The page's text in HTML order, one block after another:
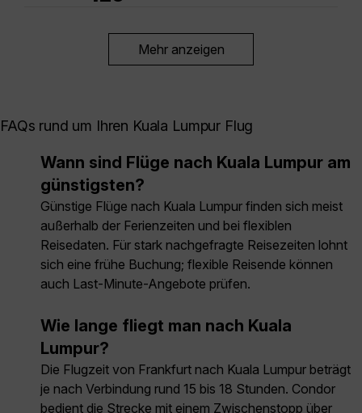
Mehr anzeigen
FAQs rund um Ihren Kuala Lumpur Flug
Wann sind Flüge nach Kuala Lumpur am
günstigsten?
Günstige Flüge nach Kuala Lumpur finden sich meist
außerhalb der Ferienzeiten und bei flexiblen
Reisedaten. Für stark nachgefragte Reisezeiten lohnt
sich eine frühe Buchung; flexible Reisende können
auch Last-Minute-Angebote prüfen.
Wie lange fliegt man nach Kuala
Lumpur?
Die Flugzeit von Frankfurt nach Kuala Lumpur beträgt
je nach Verbindung rund 15 bis 18 Stunden. Condor
bedient die Strecke mit einem Zwischenstopp über